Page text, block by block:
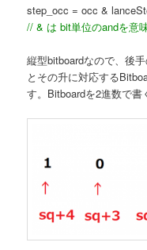
step_occ = occ &
// & は bit単位のandを意
縦型bitboardなので、後
とその升に対応する
す。Bitboardを2進数で書